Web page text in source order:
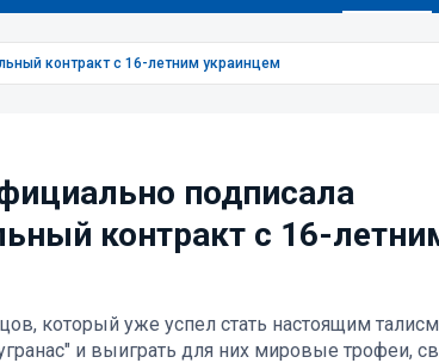
контракт с 16-летним украинцем
подписала
контракт с 16-
который уже успел стать настоящим
и выиграть для них мировые трофеи,